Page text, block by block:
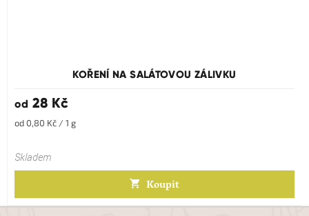
KOŘENÍ NA SALÁTOVOU ZÁLIVKU
od 28 Kč
Měrná
od 0,80 Kč / 1 g
Skladem
Koupit